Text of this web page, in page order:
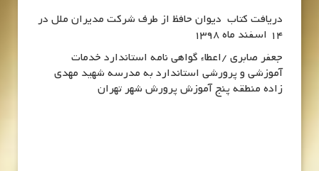
دریافت کتاب دیوان حافظ از طرف شرکت مدیران ملل در
14 اسفند ماه 1398
جعفر صابری /اعطاء گواهی نامه استاندارد خدمات
آموزشی و پرورشی استاندارد به مدرسه شهید مهدی
زاده منطقه پنج آموزش پرورش شهر تهران